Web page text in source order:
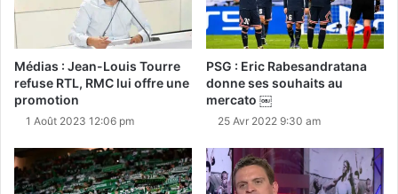
Médias : Jean-Louis Tourre
refuse RTL, RMC lui offre une
promotion
1 Août 2023 12:06 pm
PSG : Eric Rabesandratana
donne ses souhaits au
mercato ￼
25 Avr 2022 9:30 am